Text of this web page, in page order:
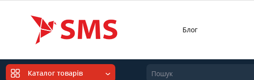
Блог
Каталог товарів